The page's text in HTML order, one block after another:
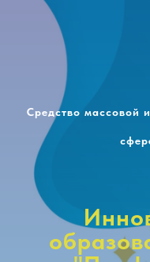
Средство массовой